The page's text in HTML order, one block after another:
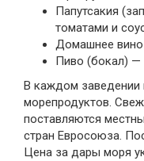
Папутсакия
томатами и
Домашнее вино
Пиво (бокал) —
В каждом
морепродуктов.
поставляются
стран Евросоюза.
Цена за дары моря